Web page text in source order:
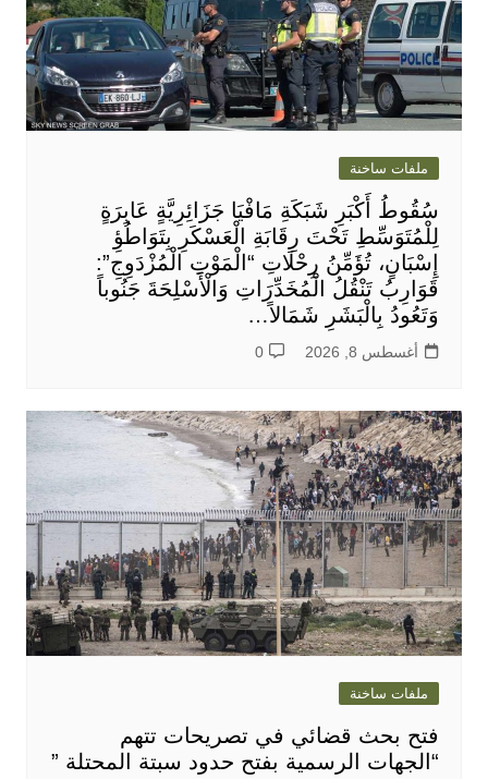
ملفات ساخنة
سُقُوطُ أَكْبَرِ شَبَكَةِ مَافْيَا جَزَائِرِيَّةٍ عَابِرَةٍ
لِلْمُتَوَسِّطِ تَحْتَ رِقَابَةِ الْعَسْكَرِ بِتَوَاطُؤِ
إِسْبَانٍ، تُؤَمِّنُ رِحْلَاتِ “الْمَوْتِ الْمُزْدَوِجِ”:
قَوَارِبُ تَنْقُلُ الْمُخَدِّرَاتِ وَالْأَسْلِحَةَ جَنُوباً
وَتَعُودُ بِالْبَشَرِ شَمَالاً…
أغسطس 8, 2026 0
ملفات ساخنة
فتح بحث قضائي في تصريحات تتهم
“الجهات الرسمية بفتح حدود سبتة المحتلة ”